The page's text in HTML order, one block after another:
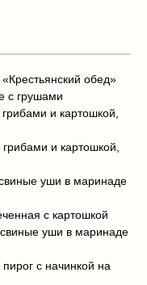
обед»
с грушами
и картошкой,
и картошкой,
уши в маринаде
с картошкой
уши в маринаде
с начинкой на